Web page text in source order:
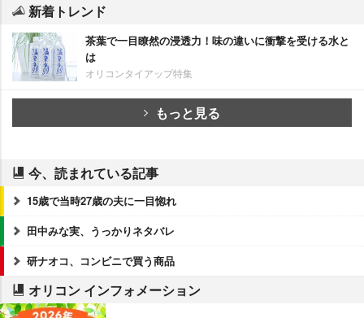
新着トレンド
茶葉で一目瞭然の浸透力！味の違いに衝撃を受ける水と
は
オリコンタイアップ特集
もっと見る
今、読まれている記事
15歳で当時27歳の夫に一目惚れ
田中みな実、うっかりネタバレ
研ナオコ、コンビニで買う商品
オリコン インフォメーション